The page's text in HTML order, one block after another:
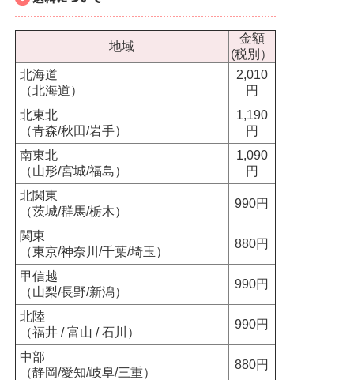
地域
金額
(税別）
北海道
（北海道）
2,010
円
北東北
（青森/秋田/岩手）
1,190
円
南東北
（山形/宮城/福島）
1,090
円
北関東
（茨城/群馬/栃木）
990円
関東
（東京/神奈川/千葉/埼玉）
880円
甲信越
（山梨/長野/新潟）
990円
北陸
（福井 / 富山 / 石川）
990円
中部
（静岡/愛知/岐阜/三重）
880円